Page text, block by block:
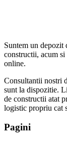
Suntem un depozit
constructii, acum
online.
Consultantii nostri
sunt la dispozitie.
de constructii atat
logistic propriu cat
Pagini